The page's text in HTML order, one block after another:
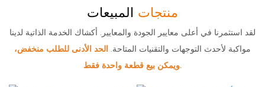
منتجات المبيعات
لقد استثمرنا في أعلى معايير الجودة والمعايير. أكشاك الخدمة الذاتية لدينا
مواكبة لأحدث التوجهات والتقنيات المتاحة. الحد الأدنى للطلب منخفض،
ويمكن بيع قطعة واحدة فقط.